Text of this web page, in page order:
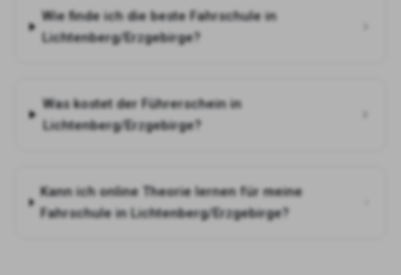
Wie finde ich die beste Fahrschule in
Lichtenberg/Erzgebirge?
Was kostet der Führerschein in
Lichtenberg/Erzgebirge?
Kann ich online Theorie lernen für meine
Fahrschule in Lichtenberg/Erzgebirge?